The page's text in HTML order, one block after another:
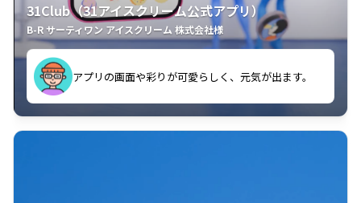
31Club（31アイスクリーム公式アプリ）
B-R サーティワン アイスクリーム 株式会社様
アプリの画面や彩りが可愛らしく、元気が出ます。
クラスごとに特典があるようなので使うのが楽しいで
す。